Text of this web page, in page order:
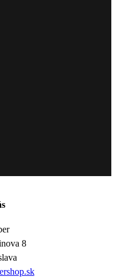
8